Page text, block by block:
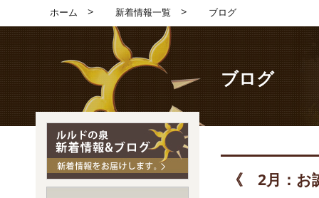
ホーム > 新着情報一覧 > ブログ
ブログ
《 2月：